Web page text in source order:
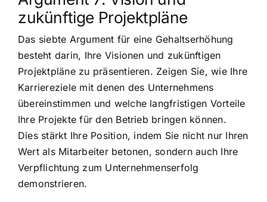
zukünftige Projektpläne
Das siebte Argument für eine Gehaltserhöhung
besteht darin, Ihre Visionen und zukünftigen
Projektpläne zu präsentieren. Zeigen Sie, wie Ihre
Karriereziele mit denen des Unternehmens
übereinstimmen und welche langfristigen Vorteile
Ihre Projekte für den Betrieb bringen können.
Dies stärkt Ihre Position, indem Sie nicht nur Ihren
Wert als Mitarbeiter betonen, sondern auch Ihre
Verpflichtung zum Unternehmenserfolg
demonstrieren.